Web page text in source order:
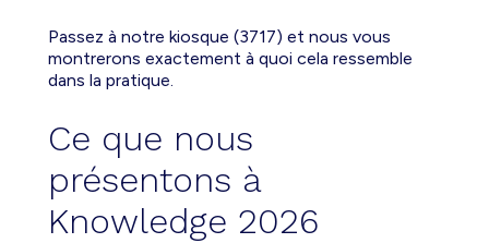
Passez à notre kiosque (3717) et nous vous
montrerons exactement à quoi cela ressemble
dans la pratique.
Ce que nous
présentons à
Knowledge 2026